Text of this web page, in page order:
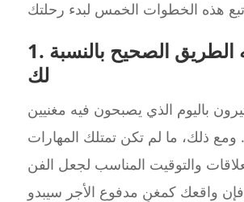
1. تأكد من أنه الطريق الصحيح بالنسبة
لك
باليوم الذي يصبحون فيه مغنيين
ذلك، ما لم تكن تمتلك المهارات
والتوقيت المناسب لجعل الفن
واقعك كمغنٍ مدفوع الأجر سيبدو